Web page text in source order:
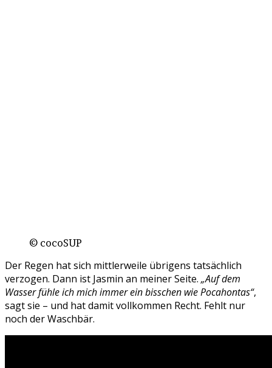
© cocoSUP
Der Regen hat sich mittlerweile übrigens tatsächlich
verzogen. Dann ist Jasmin an meiner Seite.„Auf dem
Wasser fühle ich mich immer ein bisschen wie Pocahontas“,
sagt sie – und hat damit vollkommen Recht. Fehlt nur
noch der Waschbär.